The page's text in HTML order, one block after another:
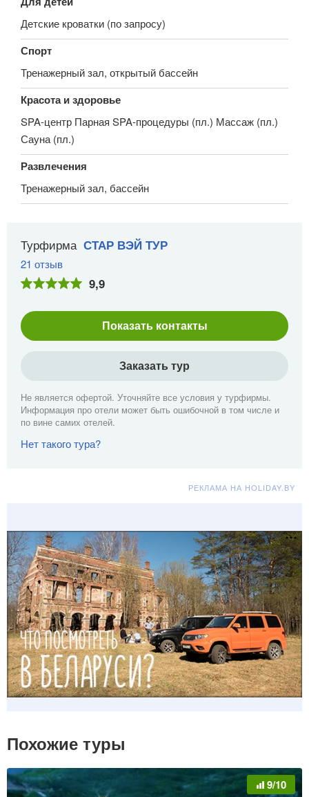
Детские кроватки (по запросу)
Спорт
Тренажерный зал, открытый бассейн
Красота и здоровье
SPA-центр Парная SPA-процедуры (пл.) Массаж (пл.)
Сауна (пл.)
Развлечения
Тренажерный зал, бассейн
Турфирма СТАР ВЭЙ ТУР
21 отзыв
9,9
Показать контакты
Заказать тур
Не является офертой. Уточняйте все условия у турфирмы.
Информация про отели может быть ошибочной в том числе и
по вине самих отелей.
Нет такого тура?
РЕКЛАМА НА HOLIDAY.BY
Похожие туры
9/10